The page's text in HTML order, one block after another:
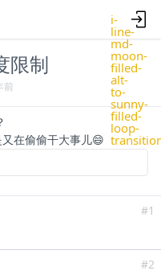
i-
line-
md-
moon-
filled-
alt-
to-
sunny-
filled-
loop-
限制
前
在偷偷干大事儿😄
#1
#2